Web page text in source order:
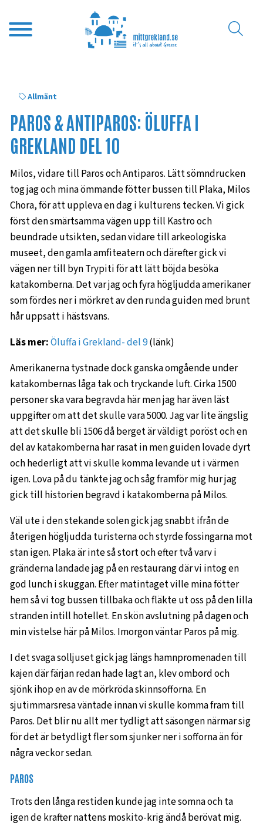
Allmänt
PAROS & ANTIPAROS: ÖLUFFA I
GREKLAND DEL 10
Milos, vidare till Paros och Antiparos. Lätt sömndrucken
tog jag och mina ömmande fötter bussen till Plaka, Milos
Chora, för att uppleva en dag i kulturens tecken. Vi gick
först den smärtsamma vägen upp till Kastro och
beundrade utsikten, sedan vidare till arkeologiska
museet, den gamla amfiteatern och därefter gick vi
vägen ner till byn Trypiti för att lätt böjda besöka
katakomberna. Det var jag och fyra högljudda amerikaner
som fördes ner i mörkret av den runda guiden med brunt
hår uppsatt i hästsvans.
Läs mer:Öluffa i Grekland- del 9(länk)
Amerikanerna tystnade dock ganska omgående under
katakombernas låga tak och tryckande luft. Cirka 1500
personer ska vara begravda här men jag har även läst
uppgifter om att det skulle vara 5000. Jag var lite ängslig
att det skulle bli 1506 då berget är väldigt poröst och en
del av katakomberna har rasat in men guiden lovade dyrt
och hederligt att vi skulle komma levande ut i värmen
igen. Lova på du tänkte jag och såg framför mig hur jag
gick till historien begravd i katakomberna på Milos.
Väl ute i den stekande solen gick jag snabbt ifrån de
återigen högljudda turisterna och styrde fossingarna mot
stan igen. Plaka är inte så stort och efter två varv i
gränderna landade jag på en restaurang där vi intog en
god lunch i skuggan. Efter matintaget ville mina fötter
hem så vi tog bussen tillbaka och fläkte ut oss på den lilla
stranden intill hotellet. En skön avslutning på dagen och
min vistelse här på Milos. Imorgon väntar Paros på mig.
I det svaga solljuset gick jag längs hamnpromenaden till
kajen där färjan redan hade lagt an, klev ombord och
sjönk ihop en av de mörkröda skinnsofforna. En
sjutimmarsresa väntade innan vi skulle komma fram till
Paros. Det blir nu allt mer tydligt att säsongen närmar sig
för det är betydligt fler som sjunker ner i sofforna än för
några veckor sedan.
PAROS
Trots den långa restiden kunde jag inte somna och ta
igen de krafter nattens moskito-krig ändå berövat mig.